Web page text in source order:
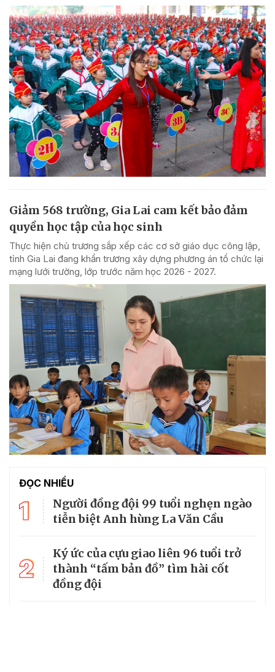
Giảm 568 trường, Gia Lai cam kết bảo đảm
quyền học tập của học sinh
Thực hiện chủ trương sắp xếp các cơ sở giáo dục công lập,
tỉnh Gia Lai đang khẩn trương xây dựng phương án tổ chức lại
mạng lưới trường, lớp trước năm học 2026 - 2027.
ĐỌC NHIỀU
1
Người đồng đội 99 tuổi nghẹn ngào
tiễn biệt Anh hùng La Văn Cầu
2
Ký ức của cựu giao liên 96 tuổi trở
thành “tấm bản đồ” tìm hài cốt
đồng đội